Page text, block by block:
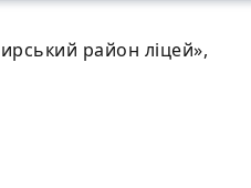
район ліцей»,